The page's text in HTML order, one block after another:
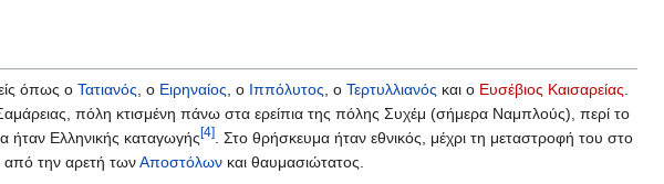
όπως ο Τατιανός, ο Ειρηναίος, ο Ιππόλυτος, ο Τερτυλλιανός και ο Ευσέβιος Καισαρείας.
πόλη κτισμένη πάνω στα ερείπια της πόλης Συχέμ (σήμερα Ναμπλούς), περί το
ήταν Ελληνικής καταγωγής[4]. Στο θρήσκευμα ήταν εθνικός, μέχρι τη μεταστροφή του στο
από την αρετή τωνΑποστόλων και θαυμασιώτατος.